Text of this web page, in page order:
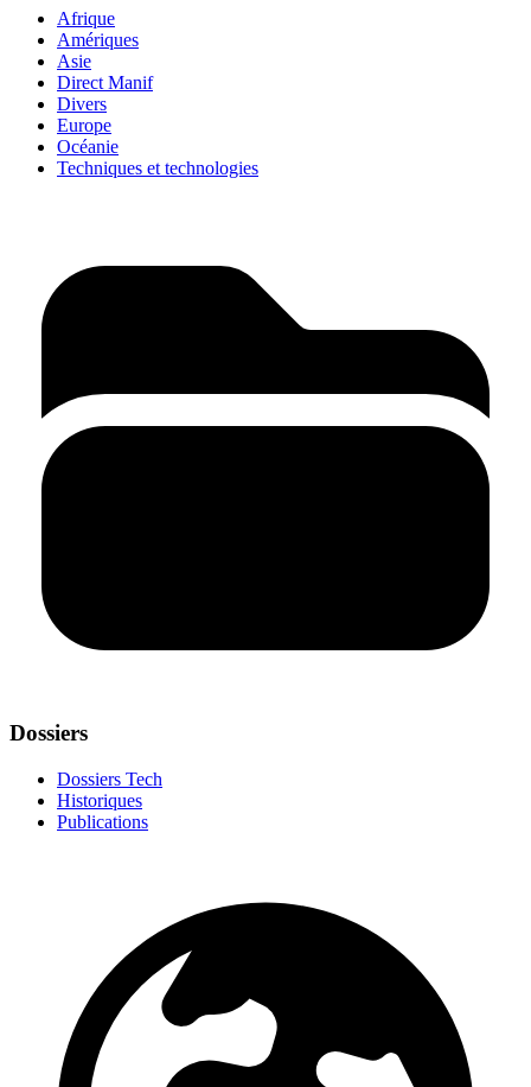
Afrique
Amériques
Asie
Direct Manif
Divers
Europe
Océanie
Techniques et technologies
Dossiers
Dossiers Tech
Historiques
Publications